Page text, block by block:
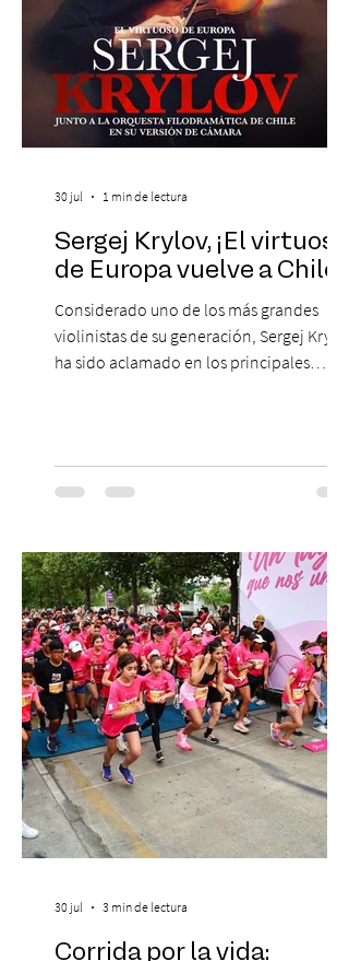
Sergej Krylov, ¡El virtuoso
de Europa vuelve a Chile!
Considerado uno de los más grandes
violinistas de su generación, Sergej Krylov
ha sido aclamado en los principales
escenario del Teatro CA660 para
protagonizar una velada extraordinaria
Las Cuatro Estaciones de Antonio Vivaldi y
Las Cuatro Estaciones Porteñas de Astor
Piazzolla. Déja
30 jul 1 min de lectura
Corrida por la vida:
30 jul 3 min de lectura